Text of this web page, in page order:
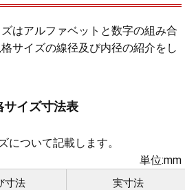
はアルファベットと数字の組み合
サイズの線径及び内径の紹介をし
サイズ寸法表
について記載します。
単位:mm
寸法 実寸法